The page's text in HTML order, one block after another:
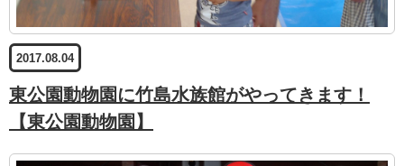
2017.08.04
東公園動物園に竹島水族館がやってきます！
【東公園動物園】